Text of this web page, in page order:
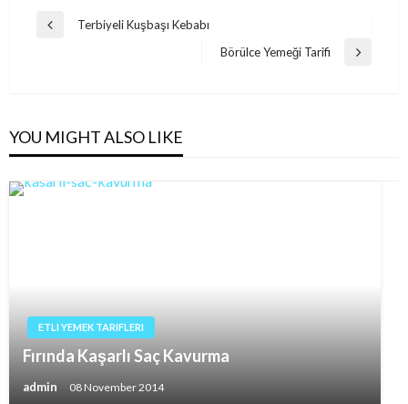
Post
Previous
Terbiyeli Kuşbaşı Kebabı
Next
Börülce Yemeği Tarifi
YOU MIGHT ALSO LIKE
ETLI YEMEK TARIFLERI
Fırında Kaşarlı Saç Kavurma
admin 08 November 2014